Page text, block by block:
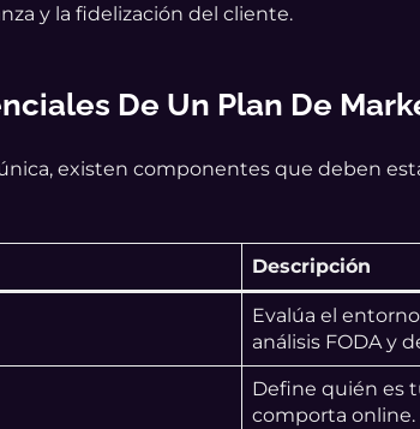
y la fidelización del cliente.
De Un Plan De
existen componentes que deben
Descripción
Evalúa el
análisis FODA y
Define quién es
comporta online.